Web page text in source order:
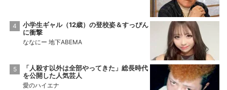
小学生ギャル（12歳）の登校姿＆すっぴん
に衝撃
ななにー 地下ABEMA
「人殺す以外は全部やってきた」総長時代
を公開した人気芸人
愛のハイエナ